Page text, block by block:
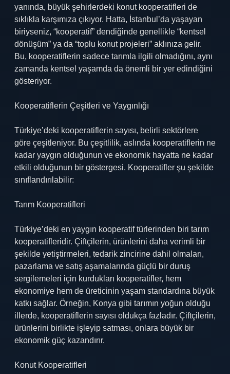
yanında, büyük şehirlerdeki konut kooperatifleri de
sıklıkla karşımıza çıkıyor. Hatta, İstanbul’da yaşayan
biriyseniz, “kooperatif” dendiğinde genellikle “kentsel
dönüşüm” ya da “toplu konut projeleri” aklınıza gelir.
Bu, kooperatiflerin sadece tarımla ilgili olmadığını, aynı
zamanda kentsel yaşamda da önemli bir yer edindiğini
gösteriyor.
Kooperatiflerin Çeşitleri ve Yaygınlığı
Türkiye’deki kooperatiflerin sayısı, belirli sektörlere
göre çeşitleniyor. Bu çeşitlilik, aslında kooperatiflerin ne
kadar yaygın olduğunun ve ekonomik hayatta ne kadar
etkili olduğunun bir göstergesi. Kooperatifler şu şekilde
sınıflandırılabilir:
Tarım Kooperatifleri
Türkiye’deki en yaygın kooperatif türlerinden biri tarım
kooperatifleridir. Çiftçilerin, ürünlerini daha verimli bir
şekilde yetiştirmeleri, tedarik zincirine dahil olmaları,
pazarlama ve satış aşamalarında güçlü bir duruş
sergilemeleri için kurdukları kooperatifler, hem
ekonomiye hem de üreticinin yaşam standardına büyük
katkı sağlar. Örneğin, Konya gibi tarımın yoğun olduğu
illerde, kooperatiflerin sayısı oldukça fazladır. Çiftçilerin,
ürünlerini birlikte işleyip satması, onlara büyük bir
ekonomik güç kazandırır.
Konut Kooperatifleri